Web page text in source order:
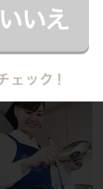
photo
のご案内